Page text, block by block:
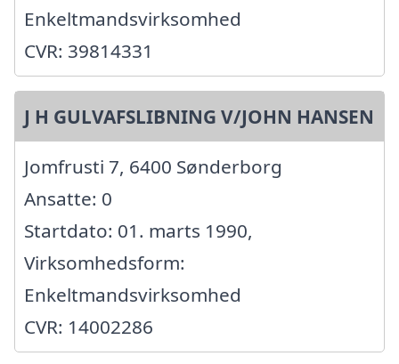
Enkeltmandsvirksomhed
CVR: 39814331
J H GULVAFSLIBNING V/JOHN HANSEN
Jomfrusti 7, 6400 Sønderborg
Ansatte: 0
Startdato: 01. marts 1990,
Virksomhedsform:
Enkeltmandsvirksomhed
CVR: 14002286